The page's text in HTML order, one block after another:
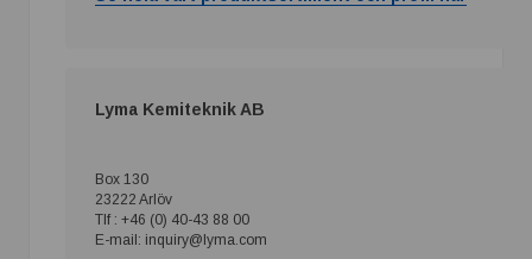
Lyma Kemiteknik AB
Box 130
23222 Arlöv
Tlf : +46 (0) 40-43 88 00
E-mail: inquiry@lyma.com